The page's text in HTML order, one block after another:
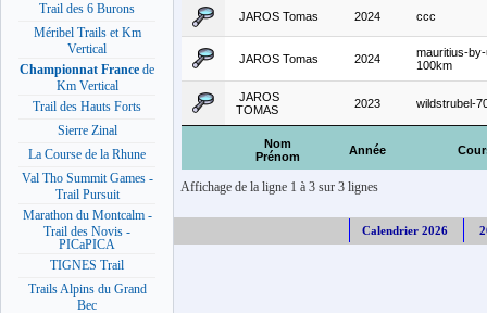
Trail des 6 Burons
Méribel Trails et Km
Vertical
Championnat France de
Km Vertical
Trail des Hauts Forts
Sierre Zinal
La Course de la Rhune
Val Tho Summit Games -
Trail Pursuit
Marathon du Montcalm -
Trail des Novis -
PICaPICA
TIGNES Trail
Trails Alpins du Grand
Bec
Nom
Prénom
Année
JAROS Tomas 2024 ccc
JAROS Tomas 2024
mauritius-
100km
JAROS
TOMAS
2023 wildstrubel-
Affichage de la ligne 1 à 3 sur 3 lignes
Calendrier 2026